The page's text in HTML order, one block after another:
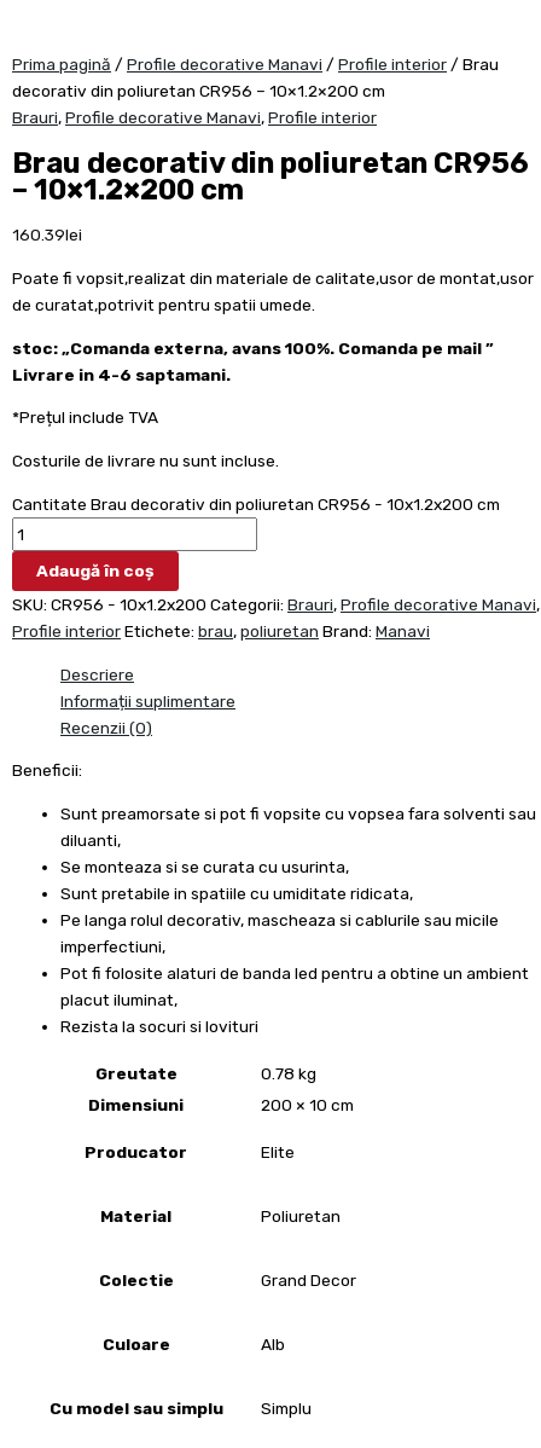
Prima pagină / Profile decorative Manavi / Profile interior / Brau
decorativ din poliuretan CR956 – 10×1.2×200 cm
Brauri,Profile decorative Manavi,Profile interior
Brau decorativ din poliuretan CR956
– 10×1.2×200 cm
160.39lei
Poate fi vopsit,realizat din materiale de calitate,usor de montat,usor
de curatat,potrivit pentru spatii umede.
stoc: „Comanda externa, avans 100%. Comanda pe mail ”
Livrare in 4-6 saptamani.
*Prețul include TVA
Costurile de livrare nu sunt incluse.
Cantitate Brau decorativ din poliuretan CR956 - 10x1.2x200 cm
Adaugă în coș
SKU: CR956 - 10x1.2x200 Categorii: Brauri,Profile decorative Manavi,
Profile interiorEtichete: brau,poliuretan Brand: Manavi
Descriere
Informații suplimentare
Recenzii (0)
Beneficii:
Sunt preamorsate si pot fi vopsite cu vopsea fara solventi sau
diluanti,
Se monteaza si se curata cu usurinta,
Sunt pretabile in spatiile cu umiditate ridicata,
Pe langa rolul decorativ, mascheaza si cablurile sau micile
imperfectiuni,
Pot fi folosite alaturi de banda led pentru a obtine un ambient
placut iluminat,
Rezista la socuri si lovituri
Greutate
0.78 kg
Dimensiuni
200 × 10 cm
Producator Elite
Material Poliuretan
Colectie Grand Decor
Culoare Alb
Cu model sau simplu Simplu